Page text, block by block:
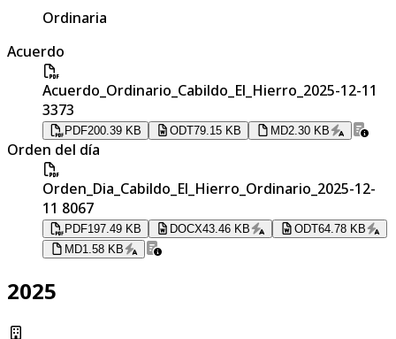
Ordinaria
Acuerdo
Acuerdo_Ordinario_Cabildo_El_Hierro_2025-12-11
3373
PDF200.39 KB ODT79.15 KB MD2.30 KB
Orden del día
Orden_Dia_Cabildo_El_Hierro_Ordinario_2025-12-
11 8067
PDF197.49 KB DOCX43.46 KB ODT64.78 KB
MD1.58 KB
2025